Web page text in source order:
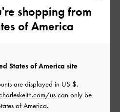
ーは役に立ちましたか？
2024-10-12
shopping from
of America
States of America site
are displayed in US $.
uscan only be
of America.